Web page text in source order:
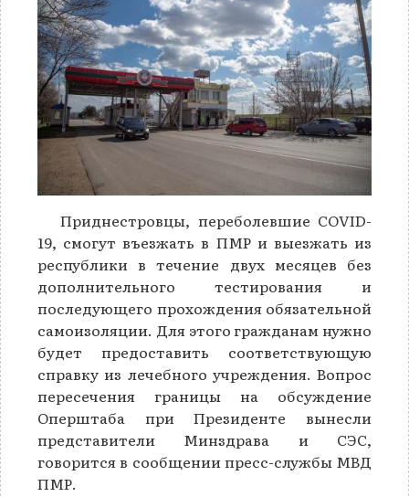
Приднестровцы, переболевшие COVID-
19, смогут въезжать в ПМР и выезжать из
республики в течение двух месяцев без
дополнительного тестирования и
последующего прохождения обязательной
самоизоляции. Для этого гражданам нужно
будет предоставить соответствующую
справку из лечебного учреждения. Вопрос
пересечения границы на обсуждение
Оперштаба при Президенте вынесли
представители Минздрава и СЭС,
говорится в сообщении пресс-службы МВД
ПМР.